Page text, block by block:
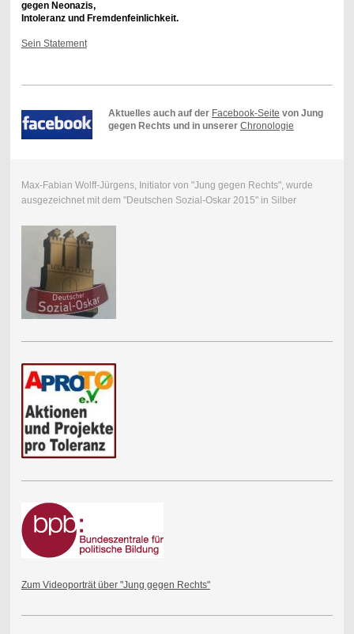
gegen Neonazis,
Intoleranz und Fremdenfeinlichkeit.
Sein Statement
Aktuelles auch auf der Facebook-Seite von Jung
gegen Rechts und in unserer Chronologie
Max-Fabian Wolff-Jürgens, Initiator von "Jung gegen Rechts", wurde
ausgezeichnet mit dem "Deutschen Sozial-Oskar 2015" in Silber
Zum Videoporträt über "Jung gegen Rechts"